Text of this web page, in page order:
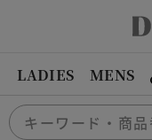
LADIES MENS